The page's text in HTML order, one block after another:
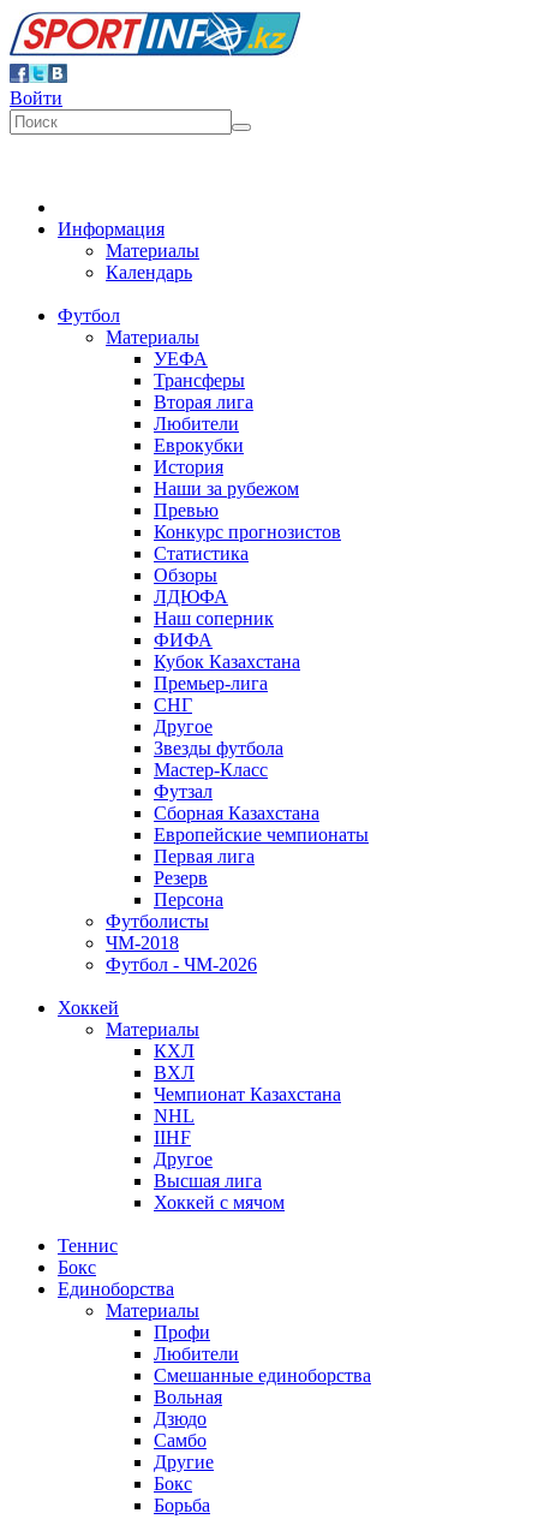
Войти
Информация
Материалы
Календарь
Футбол
Материалы
УЕФА
Трансферы
Вторая лига
Любители
Еврокубки
История
Наши за рубежом
Превью
Конкурс прогнозистов
Статистика
Обзоры
ЛДЮФА
Наш соперник
ФИФА
Кубок Казахстана
Премьер-лига
СНГ
Другое
Звезды футбола
Мастер-Класс
Футзал
Сборная Казахстана
Европейские чемпионаты
Первая лига
Резерв
Персона
Футболисты
ЧМ-2018
Футбол - ЧМ-2026
Хоккей
Материалы
КХЛ
ВХЛ
Чемпионат Казахстана
NHL
IIHF
Другое
Высшая лига
Хоккей с мячом
Теннис
Бокс
Единоборства
Материалы
Профи
Любители
Смешанные единоборства
Вольная
Дзюдо
Самбо
Другие
Бокс
Борьба